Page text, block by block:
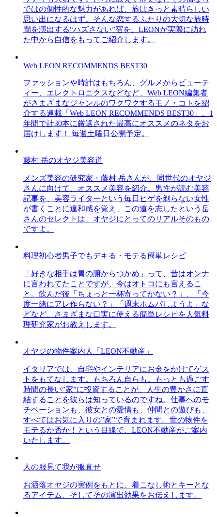
ではの個性的な魅力があれば、旅はきっと素晴らしい
思い出になるはず。そんな恋するふたりの大切な旅時
間を演出する“ハズさない”宿を、LEONが実際に訪れ
た中から自信をもってご紹介します。
Web LEON RECOMMENDS BEST30
ファッションや時計はもちろん、グルメからビューテ
ィー、エレクトロニクスなどなど、Web LEON編集者
がさまざまなジャンルのワクワクするモノ・コトを紹
介する連載「Web LEON RECOMMENDS BEST30」。1
年間で計30本に厳選された最高にオススメのネタをお
届けします！ 毎週土曜日公開予定。
藤村 岳のオヤジ美容道
メンズ美容の研究家・藤村 岳さんが、同世代のオヤジ
さんに向けて、オススメ美容を紹介。男性が読む美容
記事を、美容ライターという毎日ヒゲを剃らない女性
が書くことに違和感を覚え、この道を志したという岳
さんのセレクトは、オヤジにとってのリアルそのもの
ですよ。
料理初心者男子でもデキる・モテる簡単レシピ
「好きな相手は胃の腑からつかめ」って、昔はオンナ
に言われてたことですが、今はオトコにも言えるこ
と。飲んだ後「ちょっと一杯寄ってかない？」、「今
度一緒にアレ作らない？」「週末ホムパしようよ」な
どなど、さまざまな口実に使える簡単レシピを人気料
理研究家がお教えします。
オヤジの物件案内人「LEON不動産」
イタリアでは、自宅やインテリアにお金をかけてゲス
トをもてなします。もちろん自らも。もっとも過ごす
時間の長い”家”に投資することが、人生の豊かさに直
結することを彼らは知っているのですね。仕事へのモ
チベーションも、彼女との愛情も、仲間との遊びも、
すべてはお気に入りの”家”で育まれます。世の物件を
モテるか否か！という目線で、LEON不動産がご案内
いたします。
人の服見て我が服直せ
お洒落オヤジの実例をもとに、着こなし術とキーとな
るアイテム、そしてその演出効果をお伝えします。